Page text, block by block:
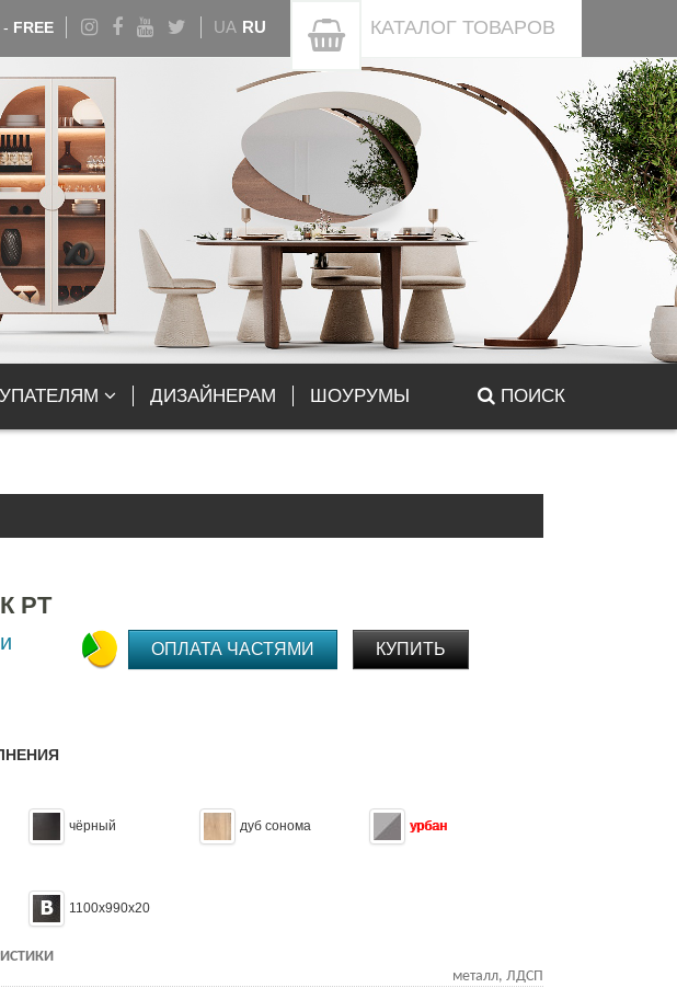
FREE UA RU КАТАЛОГ ТОВАРОВ
ДИЗАЙНЕРАМ ШОУРУМЫ ПОИСК
РТ
ОПЛАТА ЧАСТЯМИ КУПИТЬ
чёрный дуб сонома урбан
1100x990x20
металл, ЛДСП